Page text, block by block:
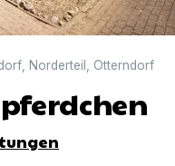
Norderteil Otterndorf